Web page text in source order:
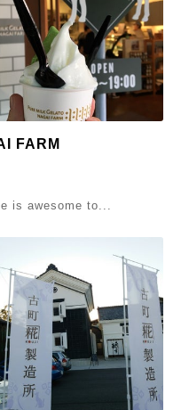
FARM
is awesome to...